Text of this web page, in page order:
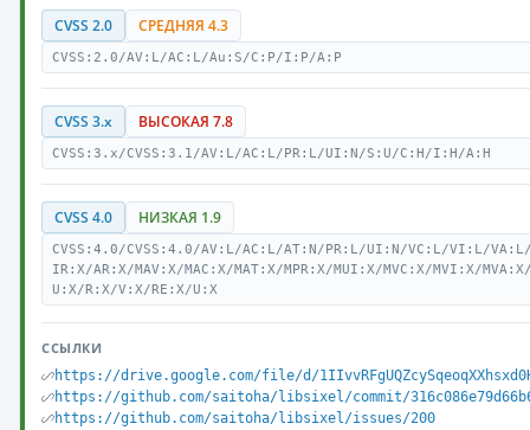
CVSS 2.0 СРЕДНЯЯ 4.3
CVSS:2.0/AV:L/AC:L/Au:S/C:P/I:P/A:P
CVSS 3.x ВЫСОКАЯ 7.8
CVSS:3.x/CVSS:3.1/AV:L/AC:L/PR:L/UI:N/S:U/C:H/I:H/A:H
CVSS 4.0 НИЗКАЯ 1.9
CVSS:4.0/CVSS:4.0/AV:L/AC:L/AT:N/PR:L/UI:N/VC:L/VI:L/
IR:X/AR:X/MAV:X/MAC:X/MAT:X/MPR:X/MUI:X/MVC:X/MVI:X/
U:X/R:X/V:X/RE:X/U:X
ССЫЛКИ
https://drive.google.com/file/d/
https://github.com/saitoha/libsixel/commit/
https://github.com/saitoha/libsixel/issues/200